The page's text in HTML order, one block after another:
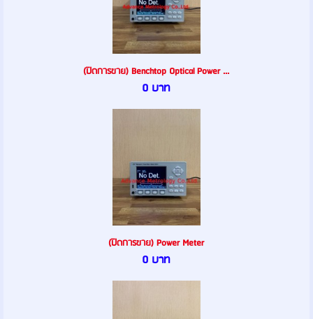
(ปิดการขาย) Benchtop Optical Power ...
0 บาท
(ปิดการขาย) Power Meter
0 บาท